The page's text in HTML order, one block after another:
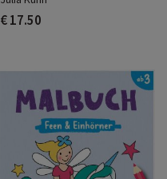
€ 17.50